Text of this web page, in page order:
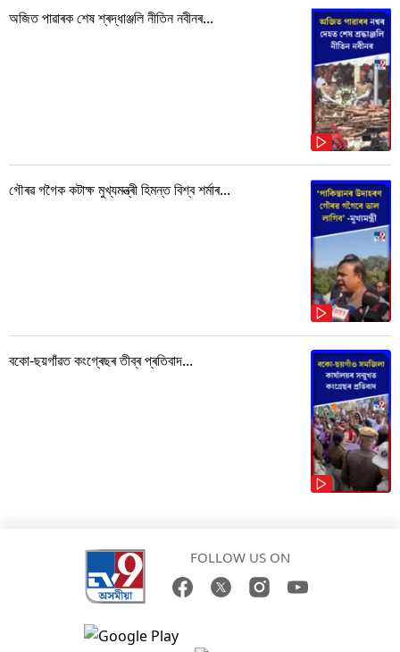
অজিত পাৱাৰক শেষ শ্ৰদ্ধাঞ্জলি নীতিন নবীনৰ...
গৌৰৱ গগৈক কটাক্ষ মুখ্যমন্ত্ৰী হিমন্ত বিশ্ব শৰ্মাৰ...
বকো-ছয়গাঁৱত কংগ্ৰেছৰ তীব্ৰ প্ৰতিবাদ...
FOLLOW US ON